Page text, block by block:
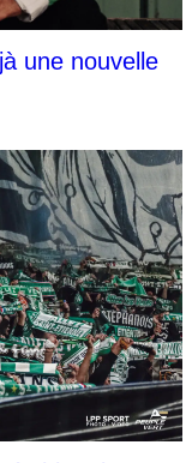
une nouvelle